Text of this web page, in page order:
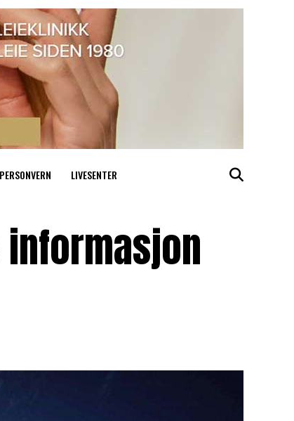
PERSONVERN LIVESENTER
informasjon